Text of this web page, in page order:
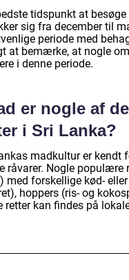
tidspunkt at
sig fra december til
periode med
at bemærke, at nogle
i denne periode.
er nogle af
i Sri Lanka?
madkultur er kendt
råvarer. Nogle populære
med forskellige kød-
hoppers (ris- og
retter kan findes på